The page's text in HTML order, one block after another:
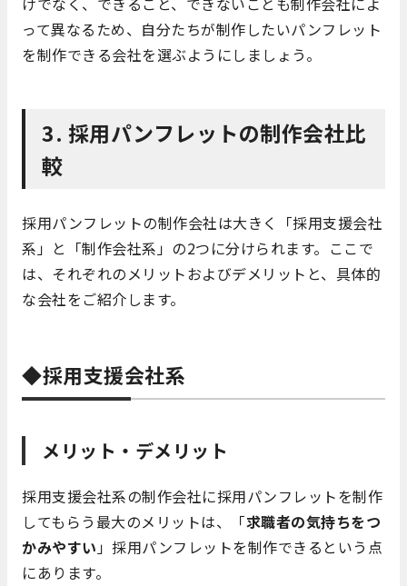
って異なるため、自分たちが制作したいパンフレット
を制作できる会社を選ぶようにしましょう。
3. 採用パンフレットの制作会社比
較
採用パンフレットの制作会社は大きく「採用支援会社
系」と「制作会社系」の2つに分けられます。ここで
は、それぞれのメリットおよびデメリットと、具体的
な会社をご紹介します。
◆採用支援会社系
メリット・デメリット
採用支援会社系の制作会社に採用パンフレットを制作
してもらう最大のメリットは、「求職者の気持ちをつ
かみやすい」採用パンフレットを制作できるという点
にあります。